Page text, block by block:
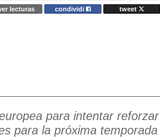
lecturas condividi tweet
para intentar reforzar
para la próxima temporada